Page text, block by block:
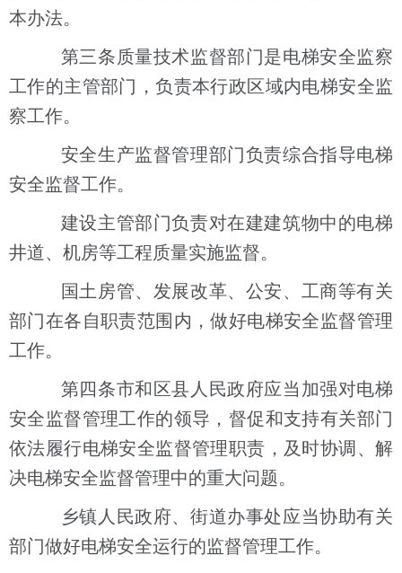
本办法。
第三条质量技术监督部门是电梯安全监察
工作的主管部门，负责本行政区域内电梯安全监
察工作。
安全生产监督管理部门负责综合指导电梯
安全监督工作。
建设主管部门负责对在建建筑物中的电梯
井道、机房等工程质量实施监督。
国土房管、发展改革、公安、工商等有关
部门在各自职责范围内，做好电梯安全监督管理
工作。
第四条市和区县人民政府应当加强对电梯
安全监督管理工作的领导，督促和支持有关部门
依法履行电梯安全监督管理职责，及时协调、解
决电梯安全监督管理中的重大问题。
乡镇人民政府、街道办事处应当协助有关
部门做好电梯安全运行的监督管理工作。